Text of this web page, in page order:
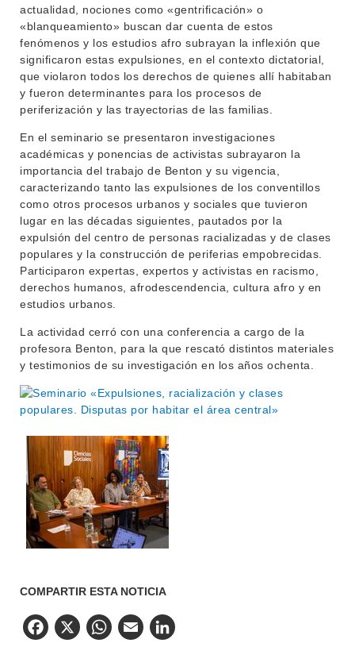
NOTICIAS
CONTACTO
actualidad, nociones como «gentrificación» o
«blanqueamiento» buscan dar cuenta de estos
fenómenos y los estudios afro subrayan la inflexión que
significaron estas expulsiones, en el contexto dictatorial,
que violaron todos los derechos de quienes allí habitaban
y fueron determinantes para los procesos de
periferización y las trayectorias de las familias.
En el seminario se presentaron investigaciones
académicas y ponencias de activistas subrayaron la
importancia del trabajo de Benton y su vigencia,
caracterizando tanto las expulsiones de los conventillos
como otros procesos urbanos y sociales que tuvieron
lugar en las décadas siguientes, pautados por la
expulsión del centro de personas racializadas y de clases
populares y la construcción de periferias empobrecidas.
Participaron expertas, expertos y activistas en racismo,
derechos humanos, afrodescendencia, cultura afro y en
estudios urbanos.
La actividad cerró con una conferencia a cargo de la
profesora Benton, para la que rescató distintos materiales
y testimonios de su investigación en los años ochenta.
COMPARTIR ESTA NOTICIA
Facebook
X WhatsApp
Email